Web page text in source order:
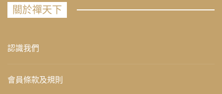
關於禪天下
認識我們
會員條款及規則